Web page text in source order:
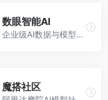
数眼智能AI
企业级AI数据与模型服务平台，专注于数据驱动AI。面向企业用户，提供数据管理、模型训练、部署服务等，数据治理能力强。
魔搭社区